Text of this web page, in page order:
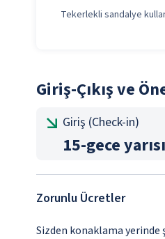
Tekerlekli sandalye
Giriş-Çıkış ve
Giriş (Check-in)
15-gece yarısı
Zorunlu Ücretler
Sizden konaklama